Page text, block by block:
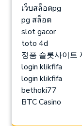
เว็บสล็อตpg
pg สล็อต
slot gacor
toto 4d
정품 슬롯사이트
login klikfifa
login klikfifa
bethoki77
BTC Casino